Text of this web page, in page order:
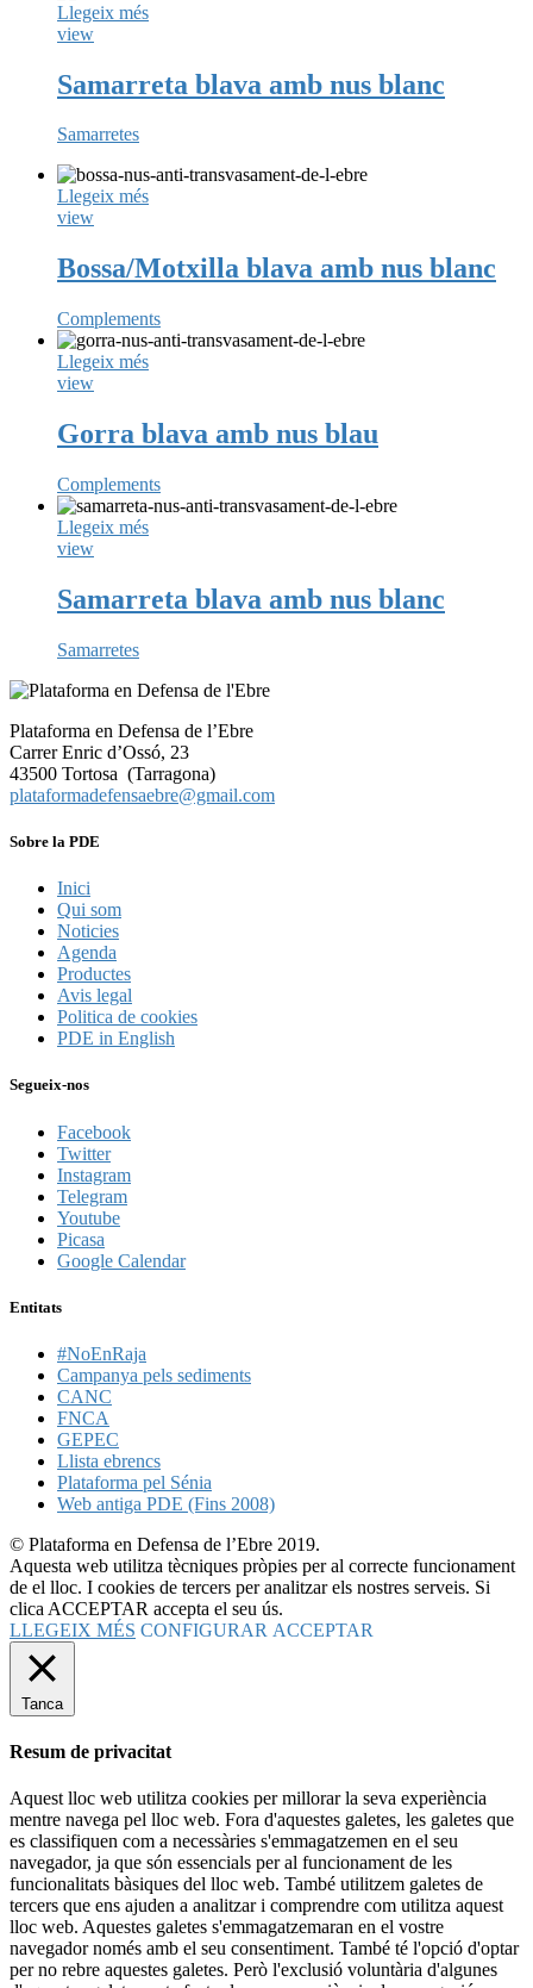
Llegeix més
view
Samarreta blava amb nus blanc
Samarretes
Llegeix més
view
Bossa/Motxilla blava amb nus blanc
Complements
Llegeix més
view
Gorra blava amb nus blau
Complements
Llegeix més
view
Samarreta blava amb nus blanc
Samarretes
Plataforma en Defensa de l’Ebre
Carrer Enric d’Ossó, 23
43500 Tortosa (Tarragona)
plataformadefensaebre@gmail.com
Sobre la PDE
Inici
Qui som
Noticies
Agenda
Productes
Avis legal
Politica de cookies
PDE in English
Segueix-nos
Facebook
Twitter
Instagram
Telegram
Youtube
Picasa
Google Calendar
Entitats
#NoEnRaja
Campanya pels sediments
CANC
FNCA
GEPEC
Llista ebrencs
Plataforma pel Sénia
Web antiga PDE (Fins 2008)
© Plataforma en Defensa de l’Ebre 2019.
Aquesta web utilitza tècniques pròpies per al correcte funcionament
de el lloc. I cookies de tercers per analitzar els nostres serveis. Si
clica ACCEPTAR accepta el seu ús.
LLEGEIX MÉS CONFIGURAR ACCEPTAR
Tanca
Resum de privacitat
Aquest lloc web utilitza cookies per millorar la seva experiència
mentre navega pel lloc web. Fora d'aquestes galetes, les galetes que
es classifiquen com a necessàries s'emmagatzemen en el seu
navegador, ja que són essencials per al funcionament de les
funcionalitats bàsiques del lloc web. També utilitzem galetes de
tercers que ens ajuden a analitzar i comprendre com utilitza aquest
lloc web. Aquestes galetes s'emmagatzemaran en el vostre
navegador només amb el seu consentiment. També té l'opció d'optar
per no rebre aquestes galetes. Però l'exclusió voluntària d'algunes